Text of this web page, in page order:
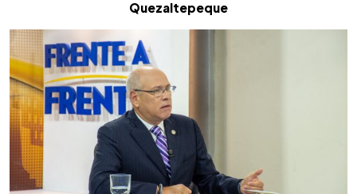
Quezaltepeque